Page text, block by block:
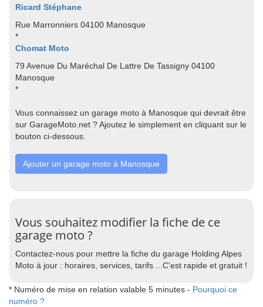
Ricard Stéphane
Rue Marronniers 04100 Manosque
*
Chomat Moto
79 Avenue Du Maréchal De Lattre De Tassigny 04100
Manosque
*
Vous connaissez un garage moto à Manosque qui devrait être
sur GarageMoto.net ? Ajoutez le simplement en cliquant sur le
bouton ci-dessous.
Ajouter un garage moto à Manosque
Vous souhaitez modifier la fiche de ce
garage moto ?
Contactez-nous pour mettre la fiche du garage Holding Alpes
Moto à jour : horaires, services, tarifs ...C'est rapide et gratuit !
* Numéro de mise en relation valable 5 minutes - Pourquoi ce
numéro ?